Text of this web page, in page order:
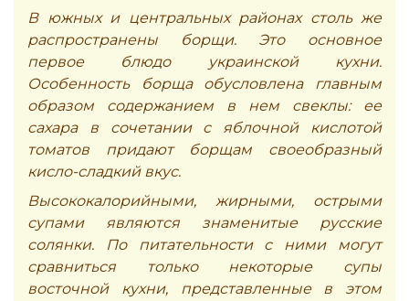
В южных и центральных районах столь же
распространены борщи. Это основное
первое блюдо украинской кухни.
Особенность борща обусловлена главным
образом содержанием в нем свеклы: ее
сахара в сочетании с яблочной кислотой
томатов придают борщам своеобразный
кисло-сладкий вкус.
Высококалорийными, жирными, острыми
супами являются знаменитые русские
солянки. По питательности с ними могут
сравниться только некоторые супы
восточной кухни, представленные в этом